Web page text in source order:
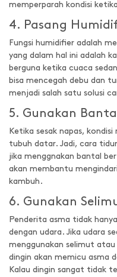
memperparah kondisi
4. Pasang
Fungsi humidifier adalah
yang dalam hal ini adalah
berguna ketika cuaca
bisa mencegah debu dan
menjadi salah satu solusi
5. Gunakan
Ketika sesak napas,
tubuh datar. Jadi, cara
jika menggnakan bantal
akan membantu
kambuh.
6. Gunakan
Penderita asma tidak
dengan udara. Jika udara
menggunakan selimut
dingin akan memicu asma
Kalau dingin sangat tidak